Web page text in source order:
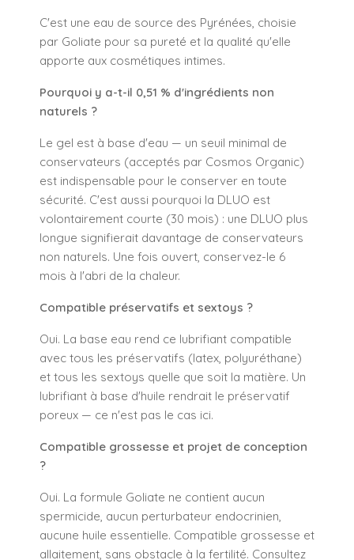
C'est une eau de source des Pyrénées, choisie
par Goliate pour sa pureté et la qualité qu'elle
apporte aux cosmétiques intimes.
Pourquoi y a-t-il 0,51 % d'ingrédients non
naturels ?
Le gel est à base d'eau — un seuil minimal de
conservateurs (acceptés par Cosmos Organic)
est indispensable pour le conserver en toute
sécurité. C'est aussi pourquoi la DLUO est
volontairement courte (30 mois) : une DLUO plus
longue signifierait davantage de conservateurs
non naturels. Une fois ouvert, conservez-le 6
mois à l'abri de la chaleur.
Compatible préservatifs et sextoys ?
Oui. La base eau rend ce lubrifiant compatible
avec tous les préservatifs (latex, polyuréthane)
et tous les sextoys quelle que soit la matière. Un
lubrifiant à base d'huile rendrait le préservatif
poreux — ce n'est pas le cas ici.
Compatible grossesse et projet de conception
?
Oui. La formule Goliate ne contient aucun
spermicide, aucun perturbateur endocrinien,
aucune huile essentielle. Compatible grossesse et
allaitement, sans obstacle à la fertilité. Consultez